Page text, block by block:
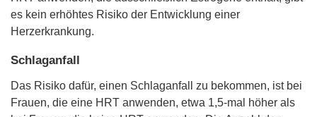
es kein erhöhtes Risiko der Entwicklung einer
Herzerkrankung.
Schlaganfall
Das Risiko dafür, einen Schlaganfall zu bekommen, ist bei
Frauen, die eine HRT anwenden, etwa 1,5-mal höher als